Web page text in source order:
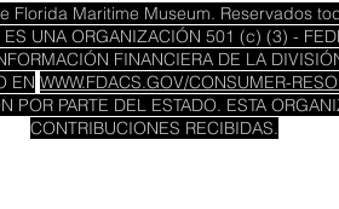
Florida Maritime Museum. Reservados
UNA ORGANIZACIÓN 501 (c) (3) -
FINANCIERA DE LA
EN WWW.FDACS.GOV/CONSUMER-
POR PARTE DEL ESTADO. ESTA
CONTRIBUCIONES RECIBIDAS.